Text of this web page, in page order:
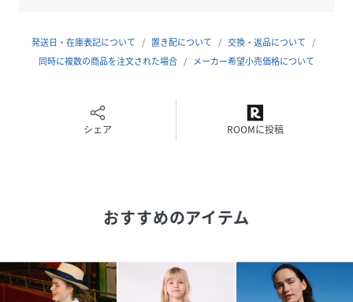
発送日・在庫表記について 置き配について
交換・返品について
同時に複数の商品を注文された場合
メーカー希望小売価格について
シェア ROOMに投稿
おすすめのアイテム